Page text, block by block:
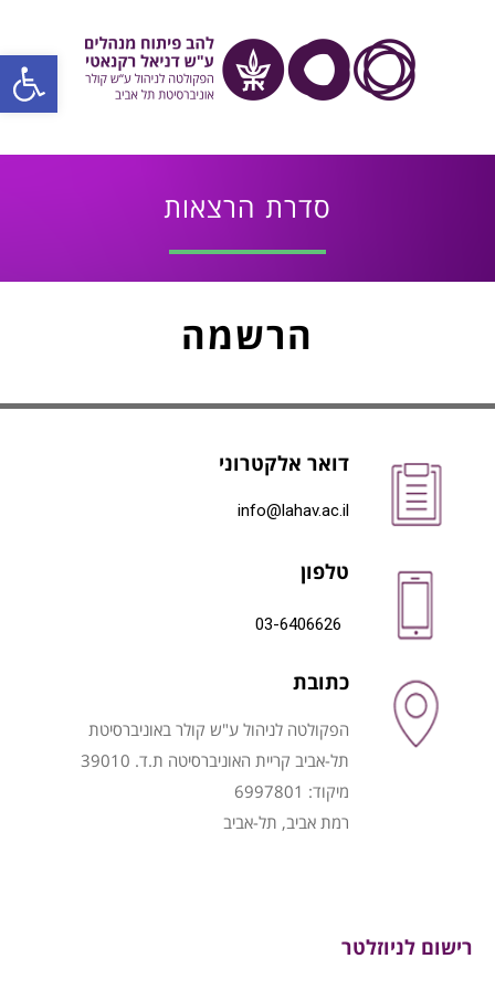
פתח
סדרת הרצאות
הרשמה
דואר אלקטרוני
info@lahav.ac.il
טלפון
03-6406626
כתובת
הפקולטה לניהול ע"ש קולר באוניברסיטת
תל-אביב קריית האוניברסיטה ת.ד. 39010
מיקוד: 6997801
רמת אביב, תל-אביב
רישום לניוזלטר